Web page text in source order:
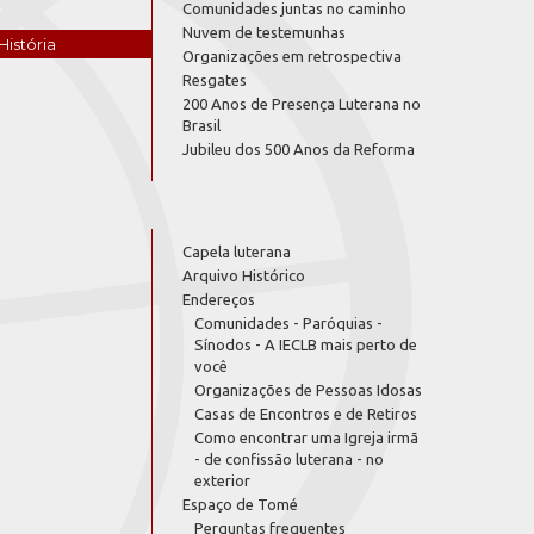
Comunidades juntas no caminho
Nuvem de testemunhas
Organizações em retrospectiva
Resgates
200 Anos de Presença Luterana no
Brasil
Jubileu dos 500 Anos da Reforma
Capela luterana
Arquivo Histórico
Endereços
Comunidades - Paróquias -
Sínodos - A IECLB mais perto de
você
Organizações de Pessoas Idosas
Casas de Encontros e de Retiros
Como encontrar uma Igreja irmã
- de confissão luterana - no
exterior
Espaço de Tomé
Perguntas frequentes